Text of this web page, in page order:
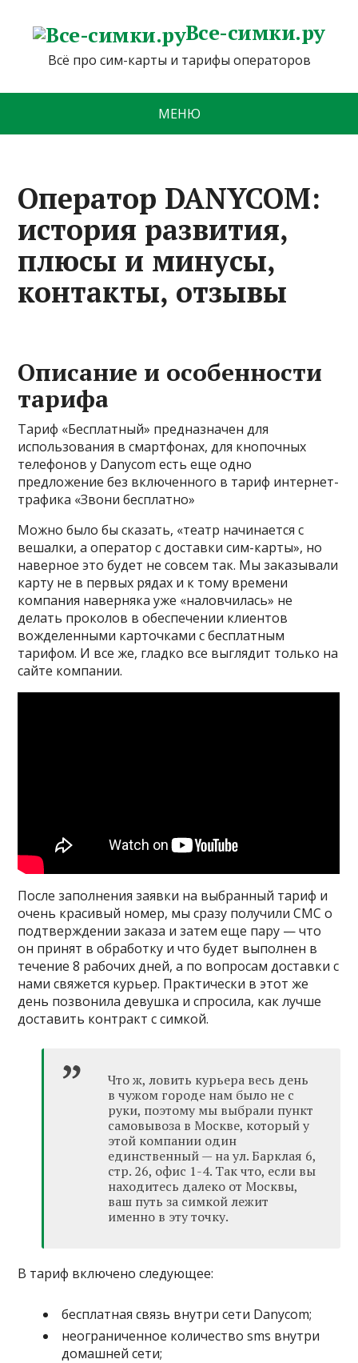
Все-симки.ру
Всё про сим-карты и тарифы операторов
МЕНЮ
Оператор DANYCOM:
история развития,
плюсы и минусы,
контакты, отзывы
Описание и особенности
тарифа
Тариф «Бесплатный» предназначен для
использования в смартфонах, для кнопочных
телефонов у Danycom есть еще одно
предложение без включенного в тариф интернет-
трафика «Звони бесплатно»
Можно было бы сказать, «театр начинается с
вешалки, а оператор с доставки сим-карты», но
наверное это будет не совсем так. Мы заказывали
карту не в первых рядах и к тому времени
компания наверняка уже «наловчилась» не
делать проколов в обеспечении клиентов
вожделенными карточками с бесплатным
тарифом. И все же, гладко все выглядит только на
сайте компании.
После заполнения заявки на выбранный тариф и
очень красивый номер, мы сразу получили СМС о
подтверждении заказа и затем еще пару — что
он принят в обработку и что будет выполнен в
течение 8 рабочих дней, а по вопросам доставки с
нами свяжется курьер. Практически в этот же
день позвонила девушка и спросила, как лучше
доставить контракт с симкой.
Что ж, ловить курьера весь день
в чужом городе нам было не с
руки, поэтому мы выбрали пункт
самовывоза в Москве, который у
этой компании один
единственный — на ул. Барклая 6,
стр. 26, офис 1-4. Так что, если вы
находитесь далеко от Москвы,
ваш путь за симкой лежит
именно в эту точку.
В тариф включено следующее:
бесплатная связь внутри сети Danycom;
неограниченное количество sms внутри
домашней сети;